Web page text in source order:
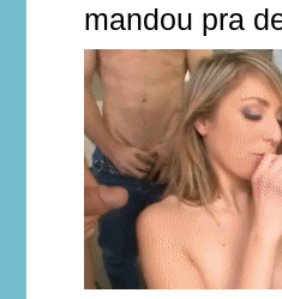
mandou pra